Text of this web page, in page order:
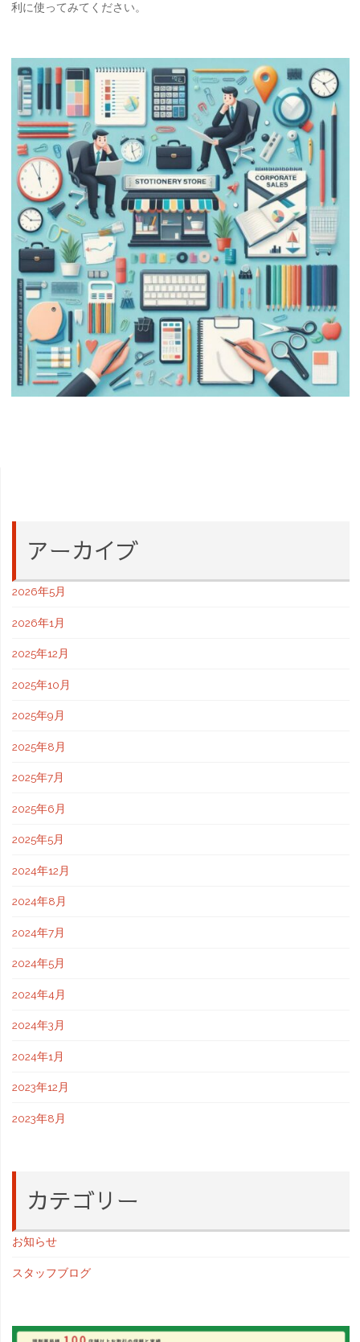
利に使ってみてください。
アーカイブ
2026年5月
2026年1月
2025年12月
2025年10月
2025年9月
2025年8月
2025年7月
2025年6月
2025年5月
2024年12月
2024年8月
2024年7月
2024年5月
2024年4月
2024年3月
2024年1月
2023年12月
2023年8月
カテゴリー
お知らせ
スタッフブログ